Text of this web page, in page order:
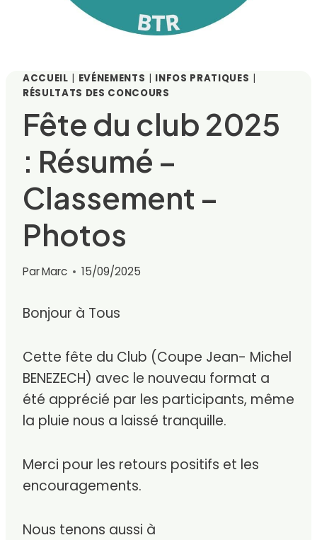
ACCUEIL | EVÉNEMENTS | INFOS PRATIQUES |
RÉSULTATS DES CONCOURS
Fête du club 2025
: Résumé –
Classement –
Photos
ParMarc 15/09/2025
Bonjour à Tous
Cette fête du Club (Coupe Jean- Michel
BENEZECH) avec le nouveau format a
été apprécié par les participants, même
la pluie nous a laissé tranquille.
Merci pour les retours positifs et les
encouragements.
Nous tenons aussi à